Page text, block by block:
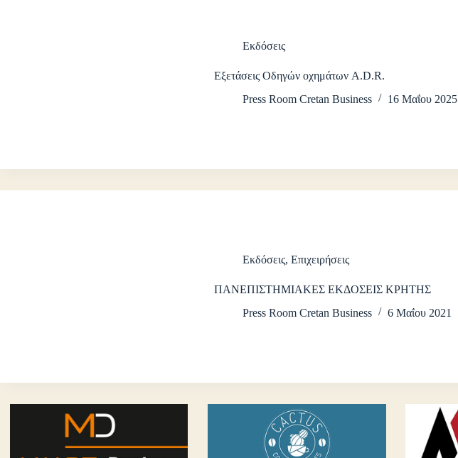
Εκδόσεις
Εξετάσεις Οδηγών οχημάτων A.D.R.
Press Room Cretan Business
16 Μαΐου 2025
Εκδόσεις,Επιχειρήσεις
ΠΑΝΕΠΙΣΤΗΜΙΑΚΕΣ ΕΚΔΟΣΕΙΣ ΚΡΗΤΗΣ
Press Room Cretan Business
6 Μαΐου 2021